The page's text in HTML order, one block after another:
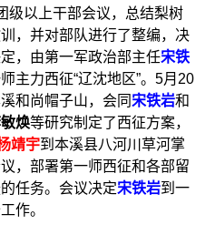
级以上干部会议，总结梨树
，并对部队进行了整编，决
，由第一军政治部主任宋铁
主力西征“辽沈地区”。5月20
和尚帽子山，会同 宋铁岩和
焕等研究制定了西征方案，
靖宇到本溪县八河川草河掌
，部署第一师西征和各部留
任务。会议决定宋铁岩到一
作。